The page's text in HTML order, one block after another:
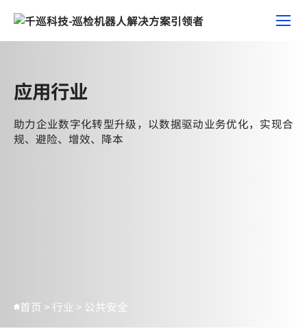
首页 > 行业 > 公共安全
应用行业
助力企业数字化转型升级，以数据驱动业务优化，实现合
规、避险、增效、降本